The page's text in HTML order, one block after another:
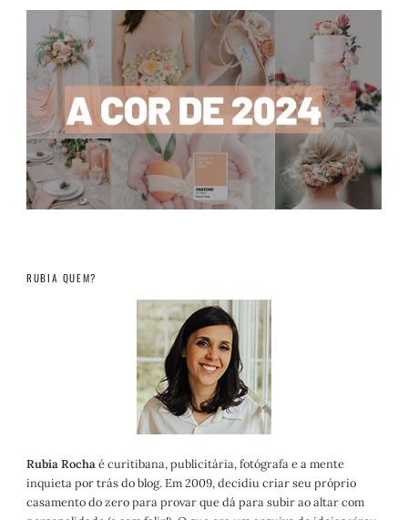
RUBIA QUEM?
Rubia Rochaé curitibana, publicitária, fotógrafa e a mente
inquieta por trás do blog. Em 2009, decidiu criar seu próprio
casamento do zero para provar que dá para subir ao altar com